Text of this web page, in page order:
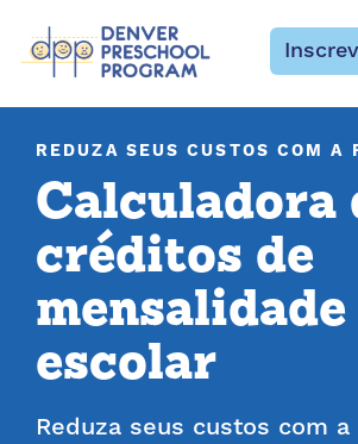
REDUZA SEUS CUSTOS COM A
Calculadora
créditos de
escolar
Reduza seus custos com